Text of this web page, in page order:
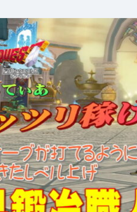
ぶっちゃけ武器評価
】レーザーエッ
どうよ！？クリ
と比較評価！な
ルスライサー成
】【ブーメラ
2026年7月4日
【ドラク
ールドぶ
神樹の大
これはや